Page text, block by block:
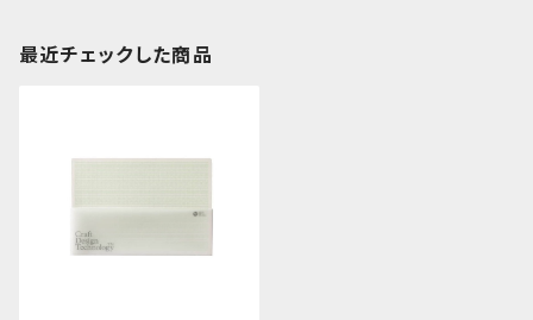
最近チェックした商品